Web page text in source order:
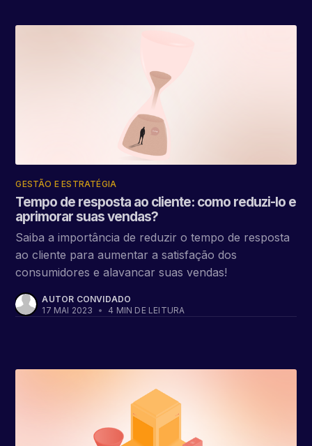
GESTÃO E ESTRATÉGIA
Tempo de resposta ao cliente: como reduzi-lo e
aprimorar suas vendas?
Saiba a importância de reduzir o tempo de resposta
ao cliente para aumentar a satisfação dos
consumidores e alavancar suas vendas!
AUTOR CONVIDADO
17 MAI 2023
• 4 MIN DE LEITURA